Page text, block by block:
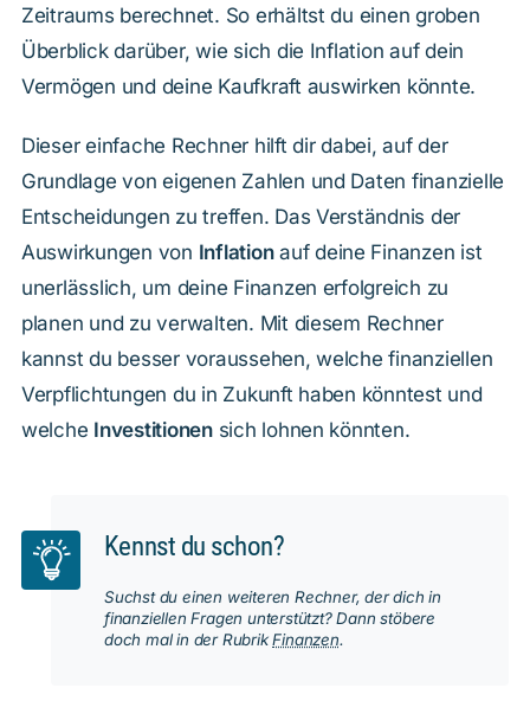
Zeitraums berechnet. So erhältst du einen groben
Überblick darüber, wie sich die Inflation auf dein
Vermögen und deine Kaufkraft auswirken könnte.
Dieser einfache Rechner hilft dir dabei, auf der
Grundlage von eigenen Zahlen und Daten finanzielle
Entscheidungen zu treffen. Das Verständnis der
Auswirkungen von Inflationauf deine Finanzen ist
unerlässlich, um deine Finanzen erfolgreich zu
planen und zu verwalten. Mit diesem Rechner
kannst du besser voraussehen, welche finanziellen
Verpflichtungen du in Zukunft haben könntest und
welche Investitionensich lohnen könnten.
Kennst du schon?
Suchst du einen weiteren Rechner, der dich in
finanziellen Fragen unterstützt? Dann stöbere
doch mal in der RubrikFinanzen.